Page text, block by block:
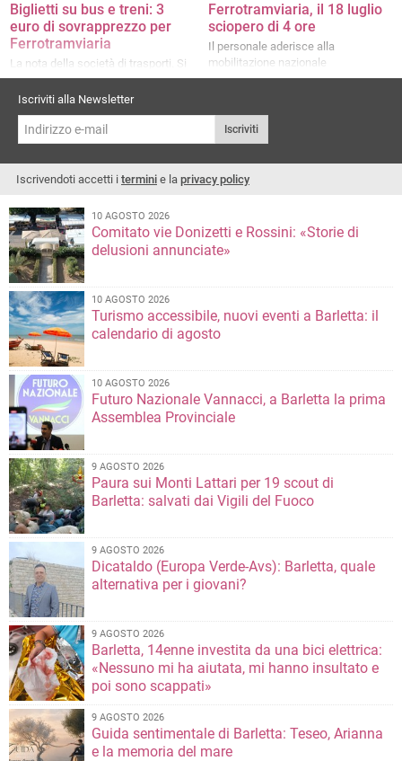
Biglietti su bus e treni: 3
euro di sovrapprezzo per
Ferrotramviaria
La nota della società di trasporti. Si
parte da lunedì 3 marzo
Ferrotramviaria, il 18 luglio
sciopero di 4 ore
Il personale aderisce alla
mobilitazione nazionale
Iscriviti alla Newsletter
Iscriviti
Iscrivendoti accetti i termini e la privacy policy
10 AGOSTO 2026
Comitato vie Donizetti e Rossini: «Storie di
delusioni annunciate»
10 AGOSTO 2026
Turismo accessibile, nuovi eventi a Barletta: il
calendario di agosto
10 AGOSTO 2026
Futuro Nazionale Vannacci, a Barletta la prima
Assemblea Provinciale
9 AGOSTO 2026
Paura sui Monti Lattari per 19 scout di
Barletta: salvati dai Vigili del Fuoco
9 AGOSTO 2026
Dicataldo (Europa Verde-Avs): Barletta, quale
alternativa per i giovani?
9 AGOSTO 2026
Barletta, 14enne investita da una bici elettrica:
«Nessuno mi ha aiutata, mi hanno insultato e
poi sono scappati»
9 AGOSTO 2026
Guida sentimentale di Barletta: Teseo, Arianna
e la memoria del mare